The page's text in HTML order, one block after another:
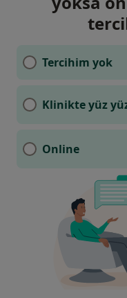
Tercihim yok
Klinikte yüz
Online